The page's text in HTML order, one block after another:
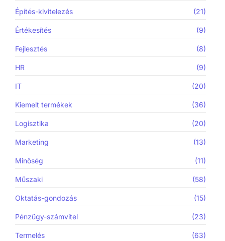
Építés-kivitelezés (21)
Értékesítés (9)
Fejlesztés (8)
HR (9)
IT (20)
Kiemelt termékek (36)
Logisztika (20)
Marketing (13)
Minőség (11)
Műszaki (58)
Oktatás-gondozás (15)
Pénzügy-számvitel (23)
Termelés (63)